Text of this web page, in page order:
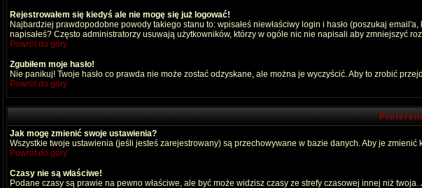
Rejestrowałem się kiedyś ale nie mogę się już logować!
Najbardziej prawdopodobne powody takiego stanu to: wpisałeś niewłaściwy login i hasło (poszukaj
napisałeś? Często administratorzy usuwają użytkowników, którzy w ogóle nic nie napisali aby zmniejszyć
Powrót do góry
Zgubiłem moje hasło!
Nie panikuj! Twoje hasło co prawda nie może zostać odzyskane, ale można je wyczyścić. Aby to zrobić
Powrót do góry
Jak mogę zmienić swoje ustawienia?
Wszystkie twoje ustawienia (jeśli jesteś zarejestrowany) są przechowywane w bazie danych. Aby je zmienić
Powrót do góry
Czasy nie są właściwe!
Podane czasy są prawie na pewno właściwe, ale być może widzisz czasy ze strefy czasowej innej niż